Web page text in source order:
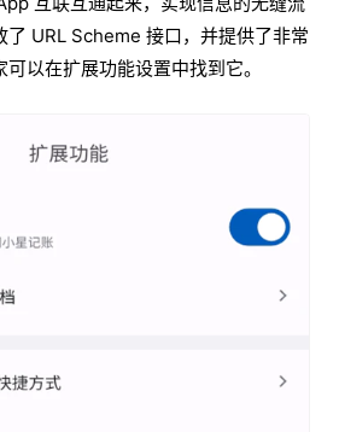
了 URL Scheme 接口，并提供了非常
以在扩展功能设置中找到它。